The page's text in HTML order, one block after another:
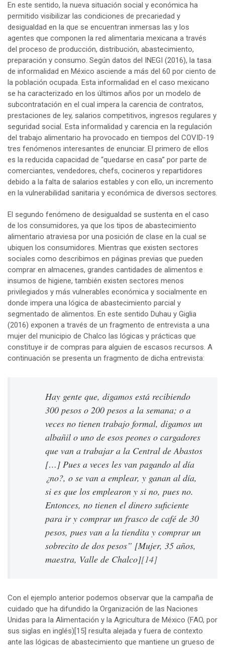
En este sentido, la nueva situación social y económica ha
permitido visibilizar las condiciones de precariedad y
desigualdad en la que se encuentran inmersas las y los
agentes que componen la red alimentaria mexicana a través
del proceso de producción, distribución, abastecimiento,
preparación y consumo. Según datos del INEGI (2016), la tasa
de informalidad en México asciende a más del 60 por ciento de
la población ocupada. Esta informalidad en el caso mexicano
se ha caracterizado en los últimos años por un modelo de
subcontratación en el cual impera la carencia de contratos,
prestaciones de ley, salarios competitivos, ingresos regulares y
seguridad social. Esta informalidad y carencia en la regulación
del trabajo alimentario ha provocado en tiempos del COVID-19
tres fenómenos interesantes de enunciar. El primero de ellos
es la reducida capacidad de “quedarse en casa” por parte de
comerciantes, vendedores, chefs, cocineros y repartidores
debido a la falta de salarios estables y con ello, un incremento
en la vulnerabilidad sanitaria y económica de diversos sectores.
El segundo fenómeno de desigualdad se sustenta en el caso
de los consumidores, ya que los tipos de abastecimiento
alimentario atraviesa por una posición de clase en la cual se
ubiquen los consumidores. Mientras que existen sectores
sociales como describimos en páginas previas que pueden
comprar en almacenes, grandes cantidades de alimentos e
insumos de higiene, también existen sectores menos
privilegiados y más vulnerables económica y socialmente en
donde impera una lógica de abastecimiento parcial y
segmentado de alimentos. En este sentido Duhau y Giglia
(2016) exponen a través de un fragmento de entrevista a una
mujer del municipio de Chalco las lógicas y prácticas que
constituye ir de compras para alguien de escasos recursos. A
continuación se presenta un fragmento de dicha entrevista:
Hay gente que, digamos está recibiendo
300 pesos o 200 pesos a la semana; o a
veces no tienen trabajo formal, digamos un
albañil o uno de esos peones o cargadores
que van a trabajar a la Central de Abastos
[…] Pues a veces les van pagando al día
¿no?, o se van a emplear, y ganan al día,
si es que los emplearon y si no, pues no.
Entonces, no tienen el dinero suficiente
para ir y comprar un frasco de café de 30
pesos, pues van a la tiendita y comprar un
sobrecito de dos pesos” [Mujer, 35 años,
maestra, Valle de Chalco][14]
Con el ejemplo anterior podemos observar que la campaña de
cuidado que ha difundido la Organización de las Naciones
Unidas para la Alimentación y la Agricultura de México (FAO, por
sus siglas en inglés)[15] resulta alejada y fuera de contexto
ante las lógicas de abastecimiento que mantiene un grueso de